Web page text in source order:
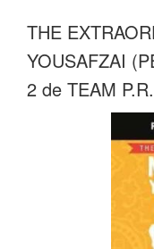
THE
YOUSAFZAI
2 de TEAM P.R.